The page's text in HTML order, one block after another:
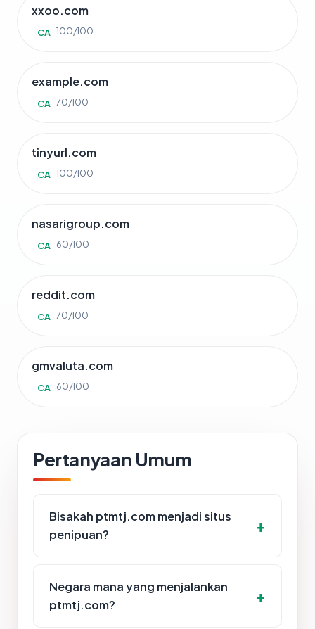
xxoo.com
CA 100/100
example.com
CA 70/100
tinyurl.com
CA 100/100
nasarigroup.com
CA 60/100
reddit.com
CA 70/100
gmvaluta.com
CA 60/100
Pertanyaan Umum
Bisakah ptmtj.com menjadi situs
penipuan?
Negara mana yang menjalankan
ptmtj.com?